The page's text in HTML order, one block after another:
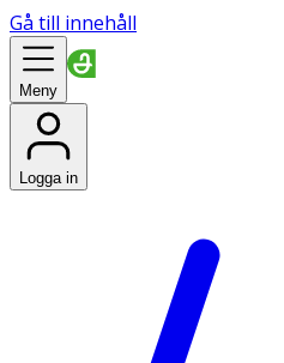
Gå till innehåll
Meny
Logga in